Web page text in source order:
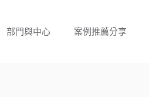
部門與中心 案例推薦分享